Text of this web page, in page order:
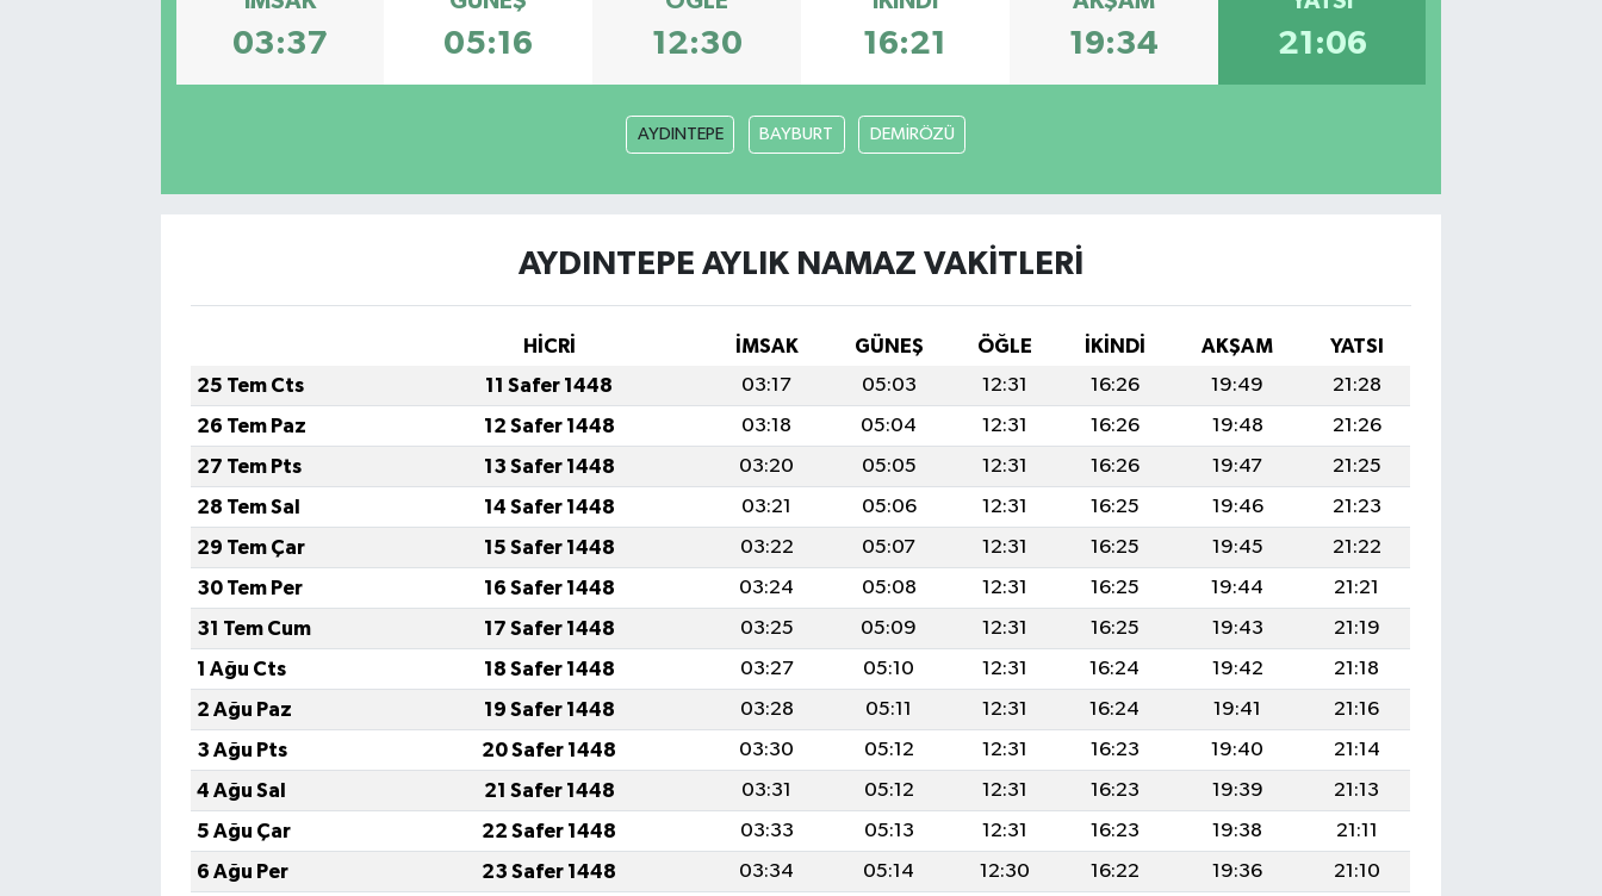
03:37 05:16 12:30 16:21 19:34 21:06
AYDINTEPE BAYBURT DEMİRÖZÜ
AYDINTEPE AYLIK NAMAZ VAKITLERI
HİCRİ İMSAK GÜNEŞ ÖĞLE İKINDI AKŞAM
YATSI
25 Tem Cts
11 Safer 1448 03:17 05:03 12:31 16:26 19:49
21:28
26 Tem Paz
12 Safer 1448 03:18 05:04 12:31 16:26 19:48
21:26
27 Tem Pts
13 Safer 1448 03:20 05:05 12:31 16:26 19:47
21:25
28 Tem Sal
14 Safer 1448 03:21 05:06 12:31 16:25 19:46
21:23
29 Tem Çar
15 Safer 1448 03:22 05:07 12:31 16:25 19:45
21:22
30 Tem Per
16 Safer 1448 03:24 05:08 12:31 16:25 19:44
21:21
31 Tem Cum
17 Safer 1448 03:25 05:09 12:31 16:25 19:43
21:19
1 Ağu Cts
18 Safer 1448 03:27 05:10 12:31 16:24 19:42
21:18
2 Ağu Paz
19 Safer 1448 03:28 05:11 12:31 16:24 19:41
21:16
3 Ağu Pts
20 Safer 1448 03:30 05:12 12:31 16:23 19:40
21:14
4 Ağu Sal
21 Safer 1448 03:31 05:12 12:31 16:23 19:39
21:13
5 Ağu Çar
22 Safer 1448 03:33 05:13 12:31 16:23 19:38
21:11
6 Ağu Per
23 Safer 1448 03:34 05:14 12:30 16:22 19:36
21:10